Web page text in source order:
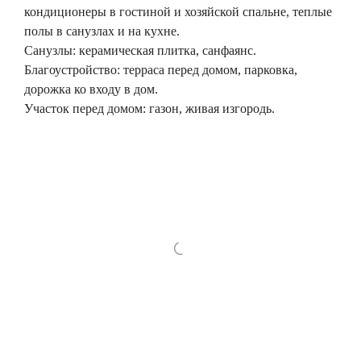
кондиционеры в гостиной и хозяйской спальне, теплые
полы в санузлах и на кухне.
Санузлы: керамическая плитка, санфаянс.
Благоустройство: терраса перед домом, парковка,
дорожка ко входу в дом.
Участок перед домом: газон, живая изгородь.